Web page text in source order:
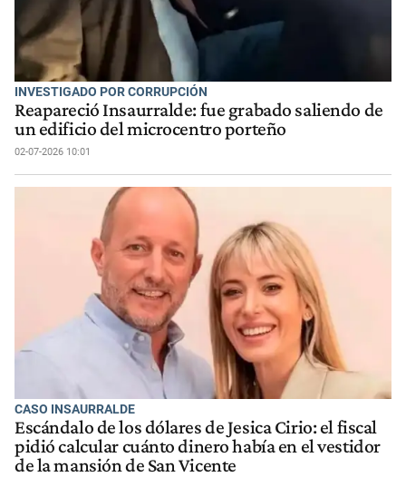
INVESTIGADO POR CORRUPCIÓN
Reapareció Insaurralde: fue grabado saliendo de
un edificio del microcentro porteño
02-07-2026 10:01
CASO INSAURRALDE
Escándalo de los dólares de Jesica Cirio: el fiscal
pidió calcular cuánto dinero había en el vestidor
de la mansión de San Vicente